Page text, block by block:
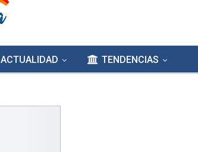
ACTUALIDAD TENDENCIAS